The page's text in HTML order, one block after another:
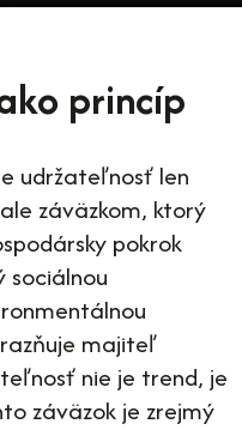
princíp
udržateľnosť len
záväzkom, ktorý
pokrok
sociálnou
majiteľ
nie je trend, je
záväzok je zrejmý